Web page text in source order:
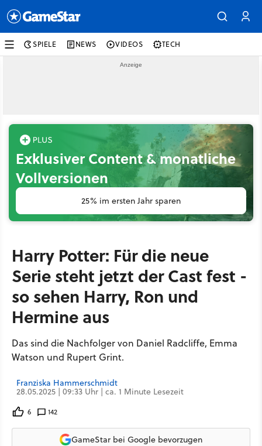
SPIELE NEWS VIDEOS TECH
Exklusiver Content & monatliche
Vollversionen
25% im ersten Jahr sparen
Harry Potter: Für die neue
Serie steht jetzt der Cast fest -
so sehen Harry, Ron und
Hermine aus
Das sind die Nachfolger von Daniel Radcliffe, Emma
Watson und Rupert Grint.
Franziska Hammerschmidt
28.05.2025 | 09:33 Uhr | ca. 1 Minute Lesezeit
6 142
GameStar bei Google bevorzugen